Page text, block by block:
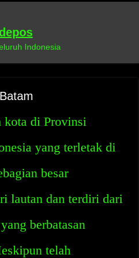
Indonesia
kota di Provinsi
yang terletak di
besar
lautan dan terdiri dari
berbatasan
telah